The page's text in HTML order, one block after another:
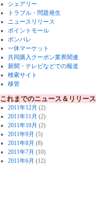
シェアリー
トラブル・問題発生
ニュースリリース
ポイントモール
ポンパレ
一休マーケット
共同購入クーポン業界関連
新聞・テレビなどでの報道
検索サイト
移管
これまでのニュース＆リリース
2011年12月 (2)
2011年11月 (2)
2011年10月 (2)
2011年9月 (5)
2011年8月 (8)
2011年7月 (10)
2011年6月 (12)